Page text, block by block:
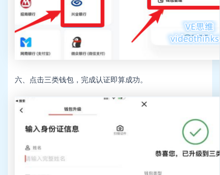
六、点击三类钱包，完成认证即算成功。